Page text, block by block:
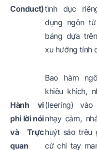
Conduct)tình dục
dụng ngôn
báng dựa
xu hướng tính
Hành vi
phi lời nói
và Trực
quan
Bao hàm
khiêu khích,
(leering)
nhạy cảm,
huýt sáo trêu
cử chỉ tay